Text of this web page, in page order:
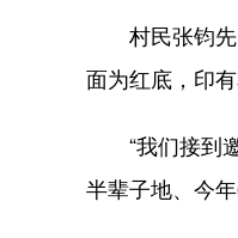
村民张钧先的
面为红底，印
“我们接到邀
半辈子地、今